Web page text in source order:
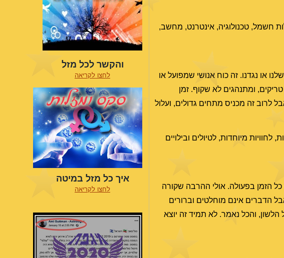
חשמל, טכנולוגיה, אינטרנט, מחשב,
או נגדנו. זה כוח אנושי שמפועל או
ומתנהגים לא שקוף. זמן
לרוב זה מכניס מתחים גדולים, ועלול
מיוחדות, לטיולים ובילויים
הזמן בפעולה. אולי ההרבה שקורה
הדברים אינם מוחלטים וברורים
הלשון, והכל נאמר. לא תמיד זה יוצא
והקשר לכל מזל
לחצו לקריאה
איך כל מזל במיטה
לחצו לקריאה